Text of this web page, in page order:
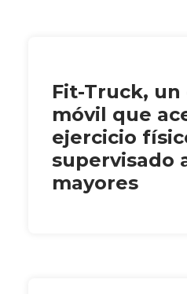
Fit-Truck, un
móvil que
ejercicio
supervisado
mayores